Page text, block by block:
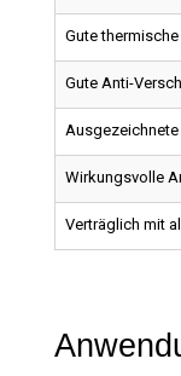
Gute
Gute Anti-
Wirkungsvolle
Verträglich mit